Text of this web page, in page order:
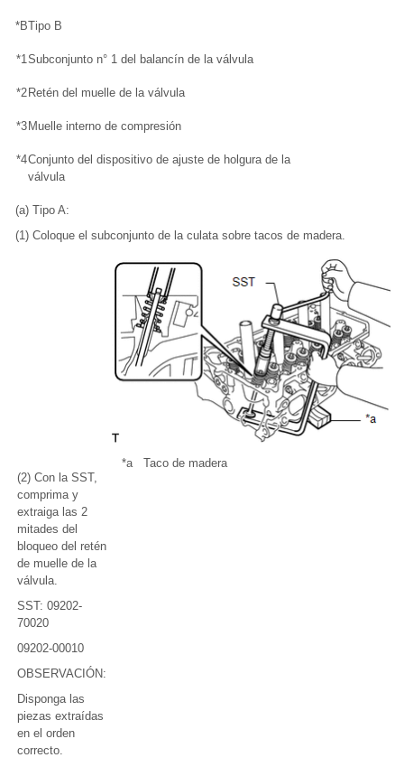
*BTipo B
*1Subconjunto n° 1 del balancín de la válvula
*2 Retén del muelle de la válvula
*3 Muelle interno de compresión
*4Conjunto del dispositivo de ajuste de holgura de la
válvula
(a) Tipo A:
(1) Coloque el subconjunto de la culata sobre tacos de madera.
(2) Con la SST,
comprima y
extraiga las 2
mitades del
bloqueo del retén
de muelle de la
válvula.
SST: 09202-
70020
09202-00010
OBSERVACIÓN:
Disponga las
piezas extraídas
en el orden
correcto.
*a Taco de madera